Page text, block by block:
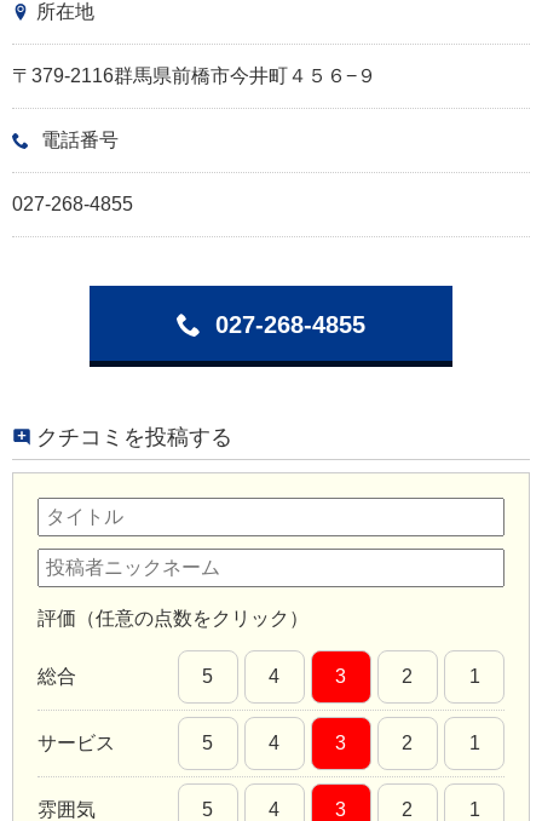
所在地
〒379-2116群馬県前橋市今井町４５６−９
電話番号
027-268-4855
027-268-4855
クチコミを投稿する
評価（任意の点数をクリック）
総合 5 4 3 2 1
サービス 5 4 3 2 1
雰囲気 5 4 3 2 1